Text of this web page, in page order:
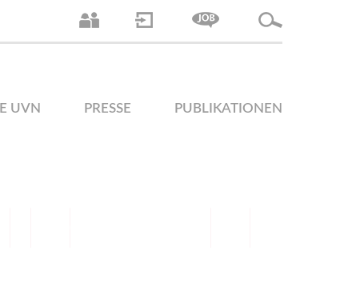
UVN PRESSE PUBLIKATIONEN